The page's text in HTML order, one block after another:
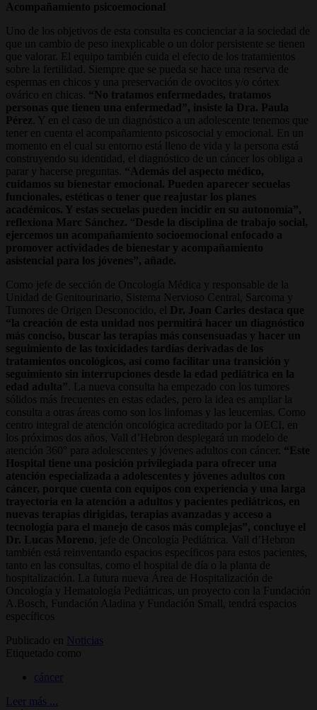
Acompañamiento psicoemocional
Uno de los objetivos de esta consulta es concienciar a la sociedad de
que un cambio de peso inexplicable o un dolor persistente se tienen
que valorar. El equipo también cuida el efecto de los tratamientos
sobre la fertilidad. Siempre que se pueda se hace una reserva de
espermas en chicos y una preservación de ovocitos y/o córtex
ovárico en chicas. “No tratamos enfermedades, tratamos
personas que tienen una enfermedad”, insiste la Dra. Paula
Pérez . Y en el caso de un diagnóstico a un adolescente tenemos que
tener en cuenta el acompañamiento psicosocial y emocional. En un
momento en el cual su entorno está lleno de vida y la persona está
construyendo su identidad, el diagnóstico de un cáncer los obliga a
parar y hacerse preguntas. “Además del aspecto médico,
cuidamos su bienestar emocional. Pueden aparecer secuelas
funcionales, estéticas o tener que reajustar los planes
académicos. Y estas secuelas pueden incidir en su autonomía”,
reflexiona Marc Sánchez. “ Desde la disciplina de trabajo social,
ejercemos un acompañamiento socioemocional enfocado a
promover actividades de bienestar y acompañamiento
asistencial para los jóvenes”, añade.
Como jefe de sección de Oncología Médica y responsable de la
Unidad de Genitourinario, Sistema Nervioso Central, Sarcoma y
Tumores de Origen Desconocido, el
Dr. Joan Carles destaca que
“la creación de esta unidad nos permitirá hacer un diagnóstico
más conciso, buscar las terapias más consensuadas y hacer un
seguimiento de las toxicidades tardías derivadas de los
tratamientos oncológicos, así como facilitar una transición y
seguimiento sin interrupciones desde la edad pediátrica en la
edad adulta” . La nueva consulta ha empezado con los tumores
sólidos más frecuentes en estas edades, pero la idea es ampliar la
consulta a otras áreas como son los linfomas y las leucemias. Como
centro integral de atención oncológica acreditado por la OECI, en
los próximos dos años, Vall d’Hebron desplegará un modelo de
atención 360° para adolescentes y jóvenes adultos con cáncer. “Este
Hospital tiene una posición privilegiada para ofrecer una
atención especializada a adolescentes y jóvenes adultos con
cáncer, porque cuenta con equipos con experiencia y una larga
trayectoria en la atención a adultos y pacientes pediátricos, en
nuevas terapias dirigidas, terapias avanzadas y acceso a
tecnología para el manejo de casos más complejas”, concluye el
Dr. Lucas Moreno , jefe de Oncología Pediátrica. Vall d’Hebron
también está reinventando espacios específicos para estos pacientes,
tanto en las consultas, como el hospital de día o la planta de
hospitalización. La futura nueva Área de Hospitalización de
Oncología y Hematología Pediátricas, un proyecto con la Fundación
A.Bosch, Fundación Aladina y Fundación Small, tendrá espacios
específicos
Publicado en
Noticias
Etiquetado como
cáncer
Leer más ...